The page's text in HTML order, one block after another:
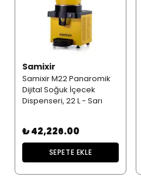
Samixir
Samixir M22 Panaromik
Dijital Soğuk İçecek
Dispenseri, 22 L - Sarı
₺ 42,226.00
SEPETE EKLE